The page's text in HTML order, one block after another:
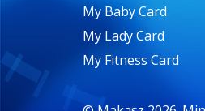
My Baby Card
My Lady Card
My Fitness Card